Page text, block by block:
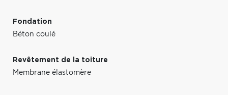
Fondation
Béton coulé
Revêtement de la toiture
Membrane élastomère